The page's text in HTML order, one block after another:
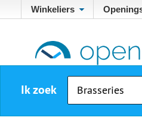
Winkeliers
Ik zoek